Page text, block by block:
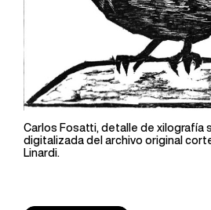
Carlos Fosatti, detalle de xilografía
digitalizada del archivo original
Linardi.